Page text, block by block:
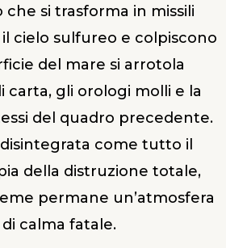
si trasforma in missili
cielo sulfureo e colpiscono
del mare si arrotola
carta, gli orologi molli e la
del quadro precedente.
come tutto il
della distruzione totale,
permane un’atmosfera
calma fatale.